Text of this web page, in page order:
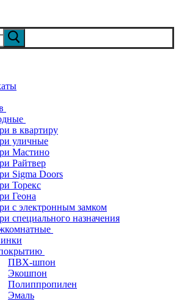
в квартиру
уличные
Мастино
Райтвер
Sigma Doors
Торекс
Геона
с электронным замком
специального назначения
ПВХ-шпон
Экошпон
Полиппропилен
Эмаль